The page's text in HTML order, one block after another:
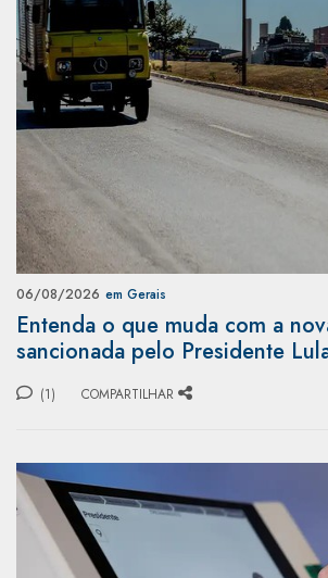
06/08/2026 em Gerais
Entenda o que muda com a
sancionada pelo Presidente
(1) COMPARTILHAR